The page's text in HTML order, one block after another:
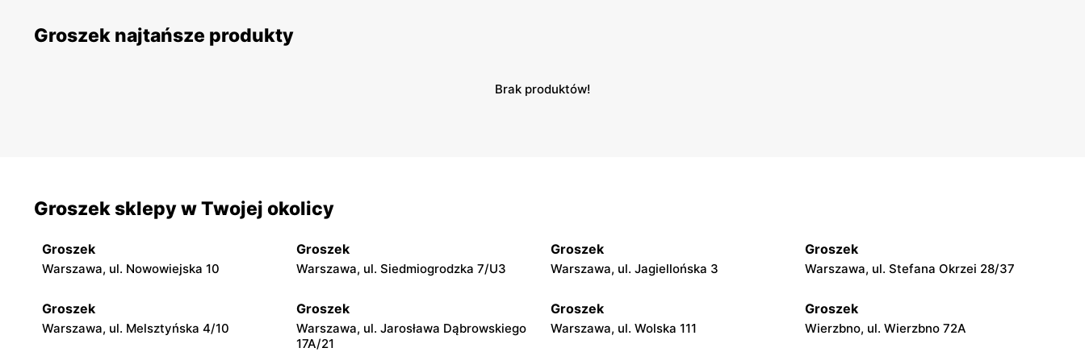
Groszek najtańsze produkty
Brak produktów!
Groszek sklepy w Twojej okolicy
Groszek
Warszawa, ul. Nowowiejska 10
Groszek
Warszawa, ul. Siedmiogrodzka 7/U3
Groszek
Warszawa, ul. Jagiellońska 3
Groszek
Warszawa, ul. Stefana Okrzei 28/37
Groszek
Warszawa, ul. Melsztyńska 4/10
Groszek
Warszawa, ul. Jarosława Dąbrowskiego
17A/21
Groszek
Warszawa, ul. Wolska 111
Groszek
Wierzbno, ul. Wierzbno 72A